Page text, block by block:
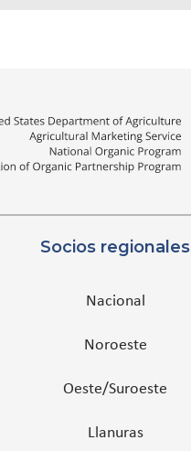
Socios regionales
Nacional
Noroeste
Oeste/Suroeste
Llanuras